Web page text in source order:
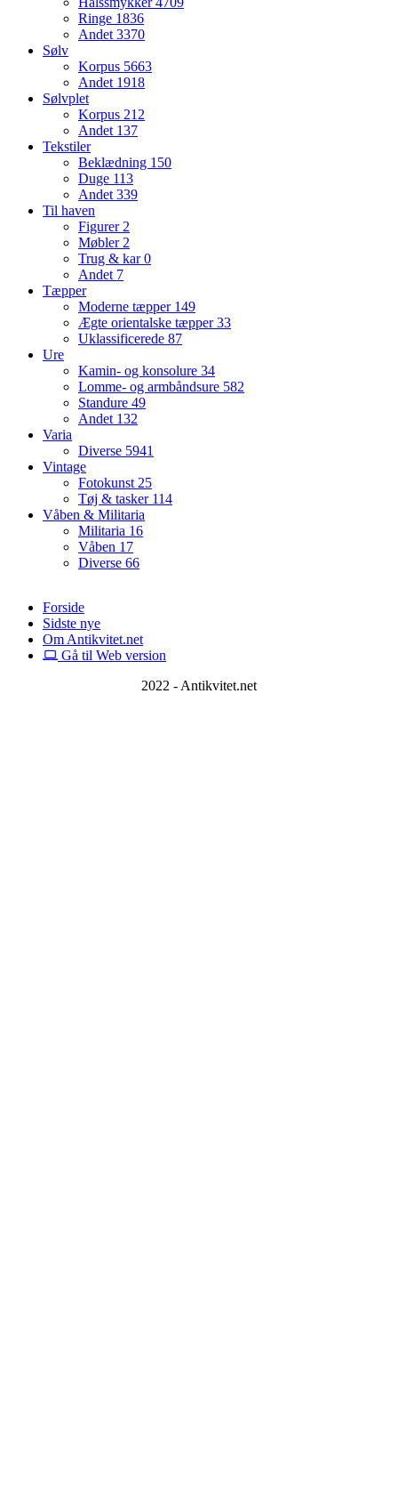
Ringe 1836
Andet3370
Sølv
Korpus 5663
Andet 1918
Sølvplet
Korpus 212
Andet 137
Tekstiler
Beklædning 150
Duge 113
Andet339
Til haven
Figurer2
Møbler2
Trug & kar0
Andet 7
Tæpper
Moderne tæpper 149
Ægte orientalske tæpper33
Uklassificerede 87
Ure
Kamin- og konsolure 34
Lomme- og armbåndsure 582
Standure 49
Andet 132
Varia
Diverse 5941
Vintage
Fotokunst25
Tøj & tasker 114
Våben & Militaria
Militaria 16
Våben 17
Diverse 66
Forside
Sidste nye
Om Antikvitet.net
Gå til Web version
2022 - Antikvitet.net